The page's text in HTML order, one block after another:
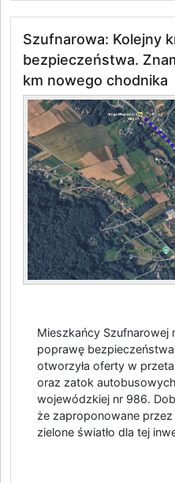
Szufnarowa: Kolejny
bezpieczeństwa.
km nowego chodnika
Mieszkańcy Szufnarowej
poprawę
otworzyła oferty w
oraz zatok
wojewódzkiej nr 986.
że zaproponowane
zielone światło dla tej